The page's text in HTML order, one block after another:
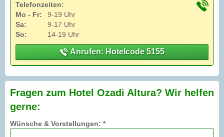
Telefonzeiten:
Mo - Fr:
9-19 Uhr
Sa:
9-17 Uhr
So:
14-19 Uhr
Anrufen: Hotelcode 5155
Fragen zum Hotel Ozadi Altura? Wir helfen
gerne:
Wünsche & Vorstellungen: *